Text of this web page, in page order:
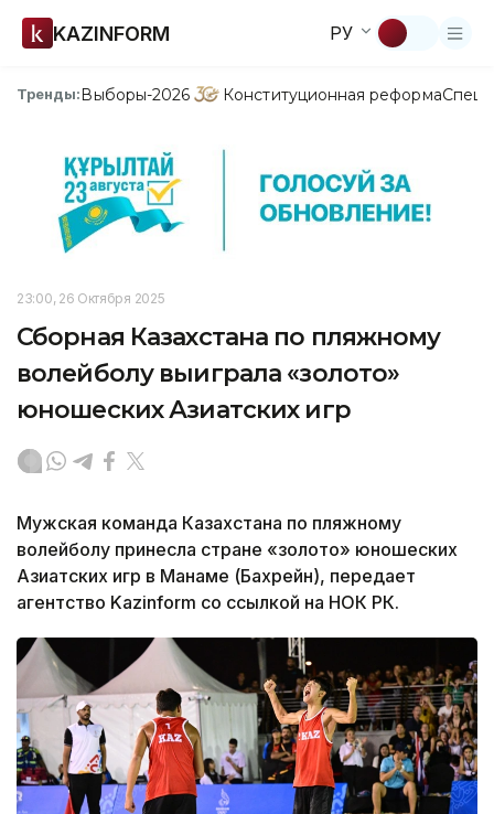
KAZINFORM РУ
Тренды:Выборы-2026 Конституционная реформа
23:00, 26 Октября 2025
Сборная Казахстана по пляжному
волейболу выиграла «золото»
юношеских Азиатских игр
Мужская команда Казахстана по пляжному
волейболу принесла стране «золото» юношеских
Азиатских игр в Манаме (Бахрейн), передает
агентство Kazinform со ссылкой на НОК РК.